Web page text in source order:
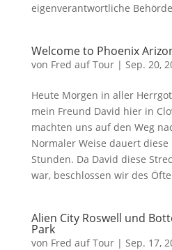
eigenverantwortliche
Welcome to Phoenix
von Fred auf Tour| Sep. 20,
Heute Morgen in aller
mein Freund David hier in
machten uns auf den Weg
Normaler Weise dauert
Stunden. Da David diese
war, beschlossen wir des
Alien City Roswell und
Park
von Fred auf Tour| Sep. 17,